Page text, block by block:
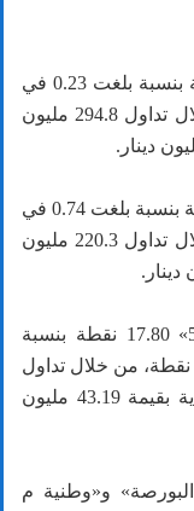
وارتفع مؤشر السوق الرئيسي 19.81 نقطة بنسبة بلغت 0.23 في
المئة ليبلغ مستوى 8666.04 نقطة، من خلال تداول 294.8 مليون
كما انخفض مؤشر السوق الأول 68.97 نقطة بنسبة بلغت 0.74 في
المئة ليبلغ مستوى 9304.29 نقطة، من خلال تداول 220.3 مليون
في موازاة ذلك ارتفع مؤشر «رئيسي 50» 17.80 نقطة بنسبة
بلغت 0.19 في المئة ليبلغ مستوى 9632.69 نقطة، من خلال تداول
264.3 مليون سهم عبر 10890 صفقة نقدية بقيمة 43.19 مليون
و«وطنية م